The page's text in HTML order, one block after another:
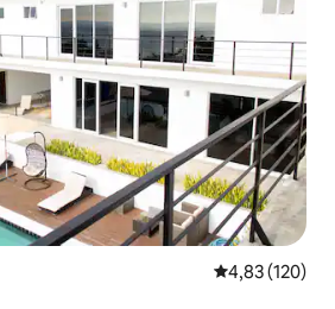
Évaluation
4,83 (120)